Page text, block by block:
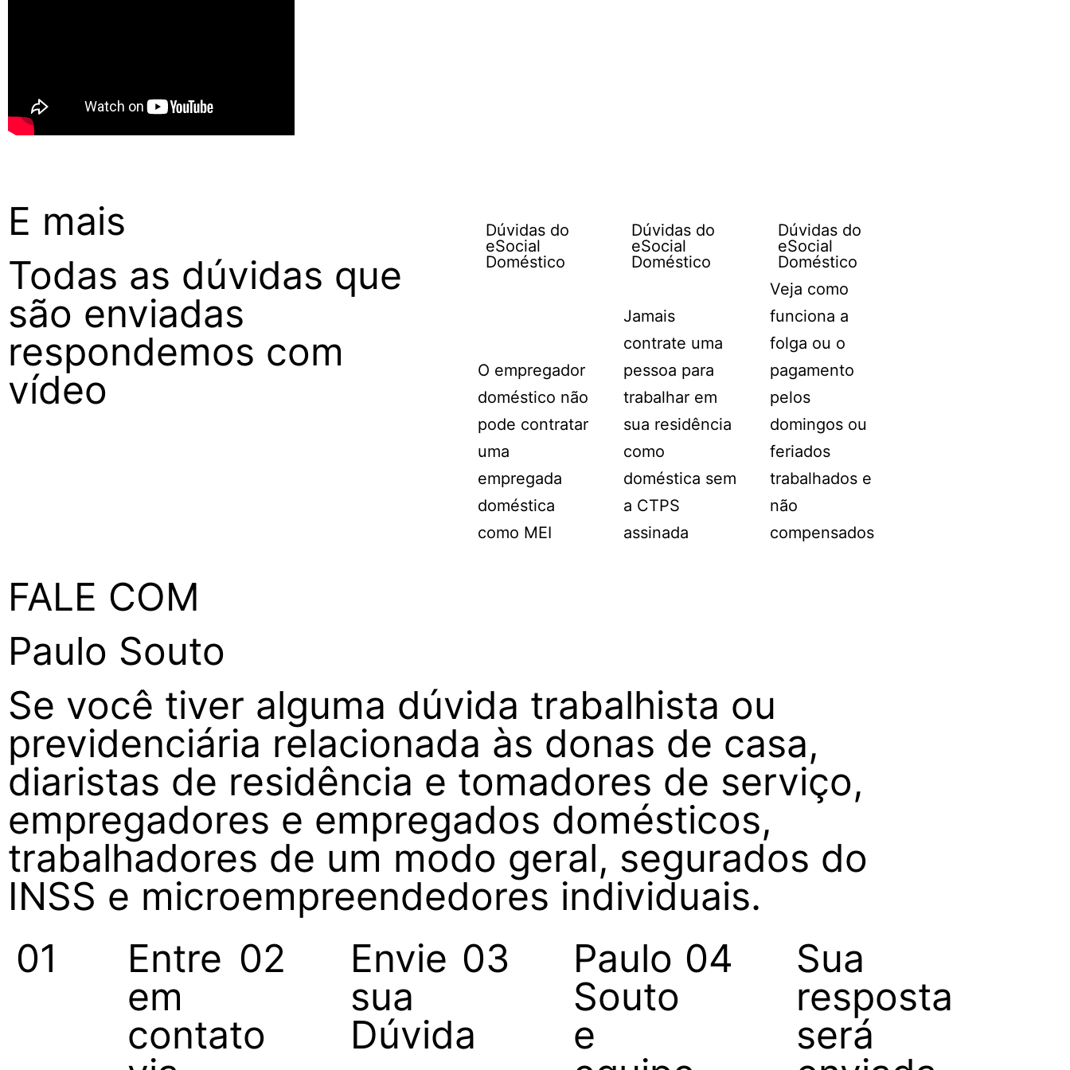
E mais
Todas as dúvidas que
são enviadas
respondemos com
vídeo
Dúvidas do
eSocial
Doméstico
O empregador
doméstico não
pode contratar
uma
empregada
doméstica
como MEI
Dúvidas do
eSocial
Doméstico
Jamais
contrate uma
pessoa para
trabalhar em
sua residência
como
doméstica sem
a CTPS
assinada
Dúvidas do
eSocial
Doméstico
Veja como
funciona a
folga ou o
pagamento
pelos
domingos ou
feriados
trabalhados e
não
compensados
FALE COM
Paulo Souto
Se você tiver alguma dúvida trabalhista ou
previdenciária relacionada às donas de casa,
diaristas de residência e tomadores de serviço,
empregadores e empregados domésticos,
trabalhadores de um modo geral, segurados do
INSS e microempreendedores individuais.
01
Entre
em
contato
02
Envie
sua
Dúvida
03
Paulo
Souto
e
04
Sua
resposta
será